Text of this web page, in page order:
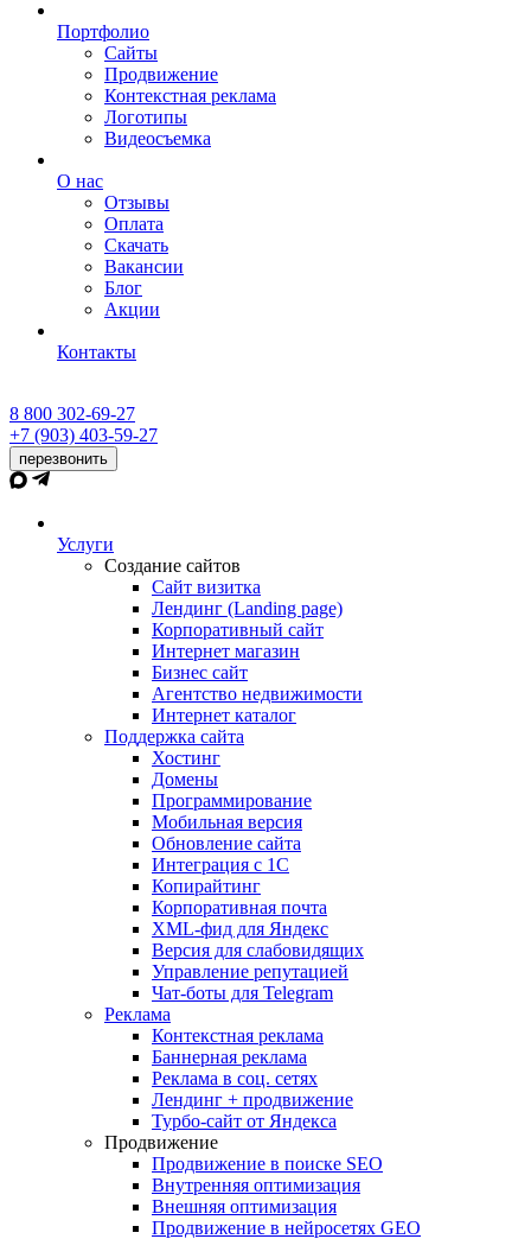
Портфолио
Сайты
Продвижение
Контекстная реклама
Логотипы
Видеосъемка
О нас
Отзывы
Оплата
Скачать
Вакансии
Блог
Акции
Контакты
8 800 302-69-27
+7 (903) 403-59-27
перезвонить
Услуги
Создание сайтов
Сайт визитка
Лендинг (Landing page)
Корпоративный сайт
Интернет магазин
Бизнес сайт
Агентство недвижимости
Интернет каталог
Поддержка сайта
Хостинг
Домены
Программирование
Мобильная версия
Обновление сайта
Интеграция с 1С
Копирайтинг
Корпоративная почта
XML-фид для Яндекс
Версия для слабовидящих
Управление репутацией
Чат-боты для Telegram
Реклама
Контекстная реклама
Баннерная реклама
Реклама в соц. сетях
Лендинг + продвижение
Турбо-сайт от Яндекса
Продвижение
Продвижение в поиске SEO
Внутренняя оптимизация
Внешняя оптимизация
Продвижение в нейросетях GEO